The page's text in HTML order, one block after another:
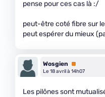
pense pour ces cas là :/
peut-être coté fibre sur
peut espérer du mieux
Wosgien
Premium
Le 18 avril à 14h07
Les pilônes sont